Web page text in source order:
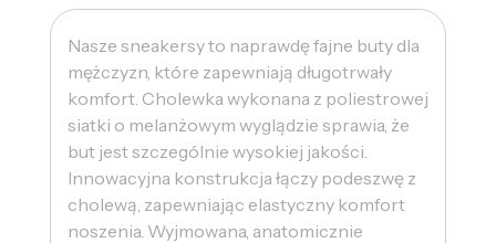
Nasze sneakersy to naprawdę fajne buty dla
mężczyzn, które zapewniają długotrwały
komfort. Cholewka wykonana z poliestrowej
siatki o melanżowym wyglądzie sprawia, że ​​
but jest szczególnie wysokiej jakości.
Innowacyjna konstrukcja łączy podeszwę z
cholewą, zapewniając elastyczny komfort
noszenia. Wyjmowana, anatomicznie